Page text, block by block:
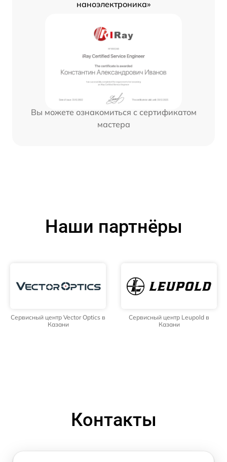
наноэлектроника»
Вы можете ознакомиться с сертификатом
мастера
Наши партнёры
Сервисный центр Vector Optics в
Казани
Сервисный центр Leupold в
Казани
Контакты